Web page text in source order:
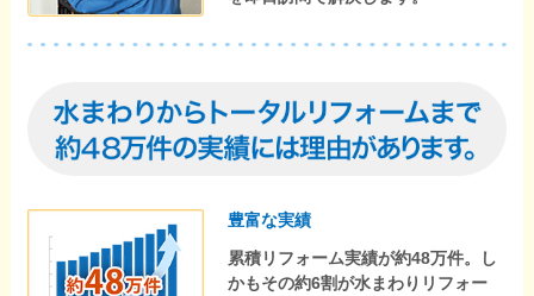
豊富な実績
累積リフォーム実績が約48万件。し
かもその約6割が水まわりリフォー